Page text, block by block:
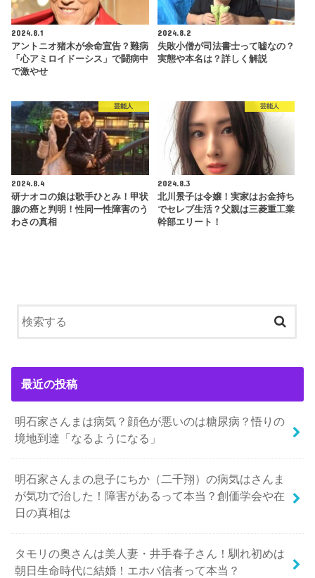
2024.8.1
アントニオ猪木が余命宣告？難病
「心アミロイドーシス」で闘病中
で激やせ
2024.8.2
失敗小僧が司法書士って嘘なの？
実態や本名は？詳しく解説
芸能人
2024.8.4
研ナオコの娘は歌手ひとみ！甲状
腺の癌と判明！性同一性障害のう
わさの真相
芸能人
2024.8.3
北川景子は令嬢！実家はお金持ち
でセレブ生活？父親は三菱重工業
幹部エリート！
最近の投稿
明石家さんまは病気？顔色が悪いのは糖尿病？悟りの
境地到達「なるようになる」
明石家さんまの息子にちか（二千翔）の病気はさんま
が気功で治した！障害があるって本当？創価学会や在
日の真相は
タモリの奥さんは美人妻・井手春子さん！馴れ初めは
朝日生命時代に結婚！エホバ信者って本当？